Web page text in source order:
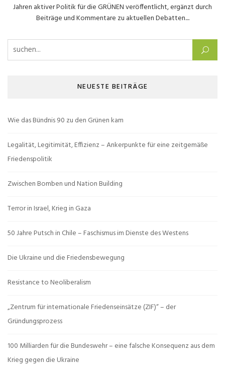
Jahren aktiver Politik für die GRÜNEN veröffentlicht, ergänzt durch
Beiträge und Kommentare zu aktuellen Debatten....
Suchen nach:
NEUESTE BEITRÄGE
Wie das Bündnis 90 zu den Grünen kam
Legalität, Legitimität, Effizienz – Ankerpunkte für eine zeitgemäße
Friedenspolitik
Zwischen Bomben und Nation Building
Terror in Israel, Krieg in Gaza
50 Jahre Putsch in Chile – Faschismus im Dienste des Westens
Die Ukraine und die Friedensbewegung
Resistance to Neoliberalism
„Zentrum für internationale Friedenseinsätze (ZIF)“ – der
Gründungsprozess
100 Milliarden für die Bundeswehr – eine falsche Konsequenz aus dem
Krieg gegen die Ukraine